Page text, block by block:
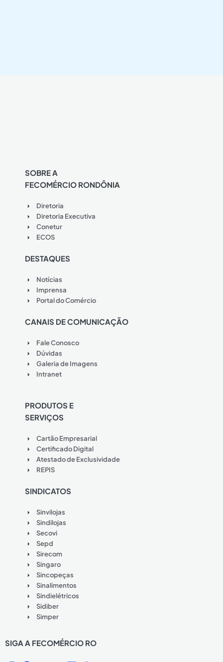
SOBRE A
FECOMÉRCIO RONDÔNIA
Diretoria
Diretoria Executiva
Conetur
ECOS
DESTAQUES
Notícias
Imprensa
Portal do Comércio
CANAIS DE COMUNICAÇÃO
Fale Conosco
Dúvidas
Galeria de Imagens
Intranet
PRODUTOS E
SERVIÇOS
Cartão Empresarial
Certificado Digital
Atestado de Exclusividade
REPIS
SINDICATOS
Sinvilojas
Sindilojas
Secovi
Sepd
Sirecom
Singaro
Sincopeças
Sinalimentos
Sindielétricos
Sidiber
Simper
SIGA A FECOMÉRCIO RO